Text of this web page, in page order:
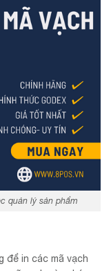
quản lý sản phẩm
để in các mã vạch